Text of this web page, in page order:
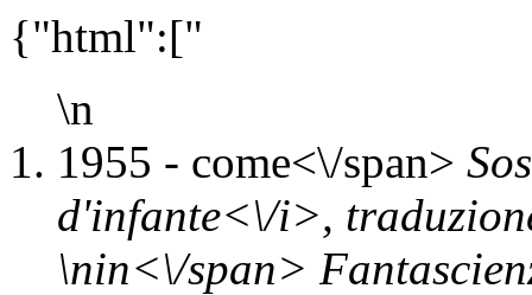
{"html":["
\n
1955 - come<\/span>
d'infante<\/i>,
\nin<\/span>